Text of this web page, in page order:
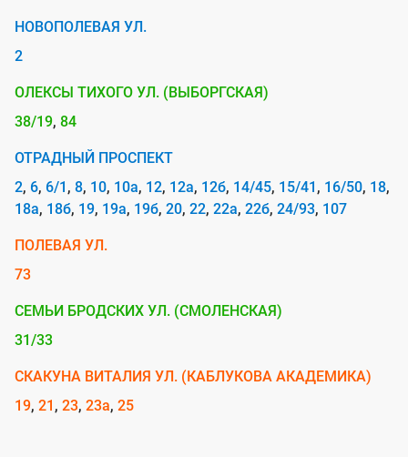
e
l
s
НОВОПОЛЕВАЯ УЛ.
2
ОЛЕКСЫ ТИХОГО УЛ. (ВЫБОРГСКАЯ)
38/19 84
ОТРАДНЫЙ ПРОСПЕКТ
2 6 6/1 8 10 10а 12 12а 12б 14/45 15/41 16/50 18
18а 18б 19 19а 19б 20 22 22а 22б 24/93 107
ПОЛЕВАЯ УЛ.
73
СЕМЬИ БРОДСКИХ УЛ. (СМОЛЕНСКАЯ)
31/33
СКАКУНА ВИТАЛИЯ УЛ. (КАБЛУКОВА АКАДЕМИКА)
19 21 23 23а 25